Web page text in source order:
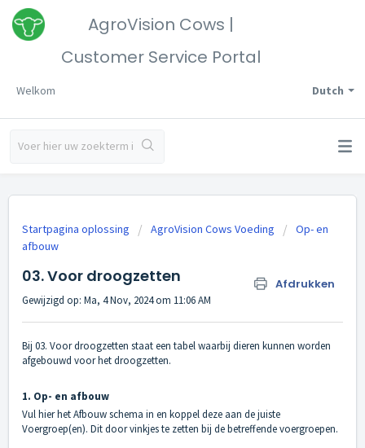
AgroVision Cows |
Customer Service Portal
Dutch
Welkom
Startpagina oplossing AgroVision Cows Voeding
Op- en
afbouw
03. Voor droogzetten Afdrukken
Gewijzigd op: Ma, 4 Nov, 2024 om 11:06 AM
Bij 03. Voor droogzetten staat een tabel waarbij dieren kunnen worden
afgebouwd voor het droogzetten.
1. Op- en afbouw
Vul hier het Afbouw schema in en koppel deze aan de juiste
Voergroep(en). Dit door vinkjes te zetten bij de betreffende voergroepen.